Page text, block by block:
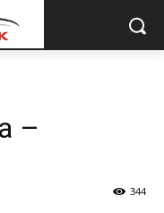
–
344